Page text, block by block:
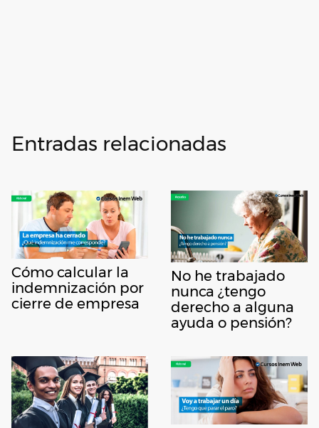
Entradas relacionadas
Cómo calcular la
indemnización por
cierre de empresa
No he trabajado
nunca ¿tengo
derecho a alguna
ayuda o pensión?